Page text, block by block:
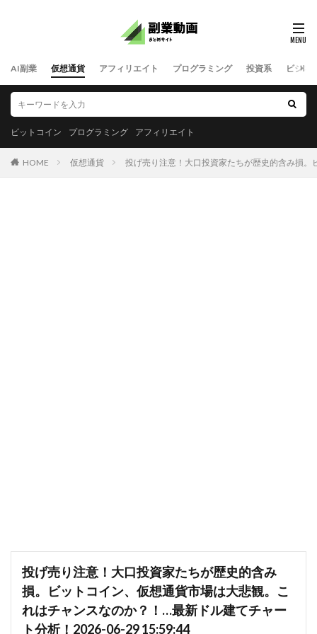
AI副業 仮想通貨 アフィリエイト プログラミング 投資系 ビジネ
ビットコイン プログラミング アフィリエイト
HOME 仮想通貨 投げ売り注意！大口投資家たちが歴史的含み損
投げ売り注意！大口投資家たちが歴史的含み
損。ビットコイン、仮想通貨市場は大悲観。こ
れはチャンスなのか？！…最新ドル建てチャー
ト分析！2026-06-29 15:59:44